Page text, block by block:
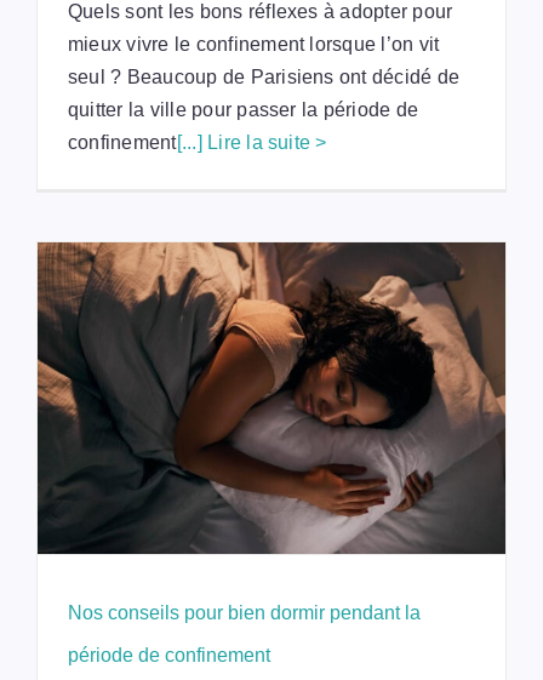
Quels sont les bons réflexes à adopter pour
mieux vivre le confinement lorsque l’on vit
seul ? Beaucoup de Parisiens ont décidé de
quitter la ville pour passer la période de
confinement[...] Lire la suite >
Nos conseils pour bien dormir pendant la
période de confinement